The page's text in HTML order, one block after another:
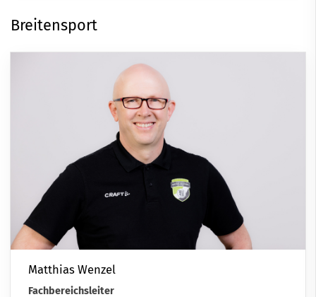
Breitensport
Matthias Wenzel
Fachbereichsleiter